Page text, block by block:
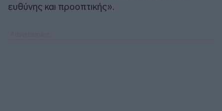
ευθύνης και προοπτικής».